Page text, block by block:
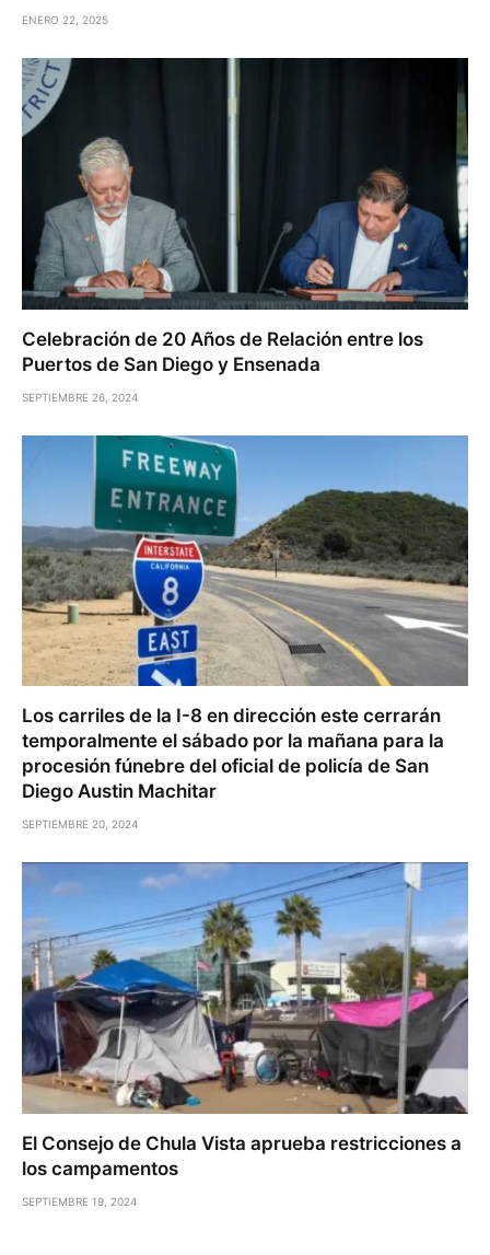
ENERO 22, 2025
Celebración de 20 Años de Relación entre los
Puertos de San Diego y Ensenada
SEPTIEMBRE 26, 2024
Los carriles de la I-8 en dirección este cerrarán
temporalmente el sábado por la mañana para la
procesión fúnebre del oficial de policía de San
Diego Austin Machitar
SEPTIEMBRE 20, 2024
El Consejo de Chula Vista aprueba restricciones a
los campamentos
SEPTIEMBRE 19, 2024